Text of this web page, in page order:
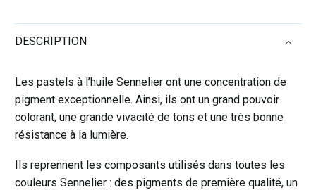
TON
VIOLET
COBALT
CLAIR
95
DESCRIPTION
Les pastels à l’huile Sennelier ont une concentration de
pigment exceptionnelle. Ainsi, ils ont un grand pouvoir
colorant, une grande vivacité de tons et une très bonne
résistance à la lumière.
Ils reprennent les composants utilisés dans toutes les
couleurs Sennelier : des pigments de première qualité, un